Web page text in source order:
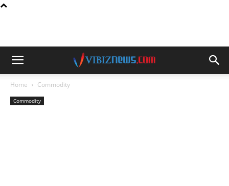
Home Commodity
Commodity